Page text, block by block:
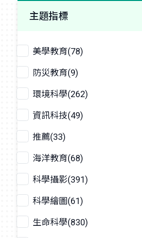
主題指標
美學教育(78)
防災教育(9)
環境科學(262)
資訊科技(49)
推薦(33)
海洋教育(68)
科學攝影(391)
科學繪圖(61)
生命科學(830)